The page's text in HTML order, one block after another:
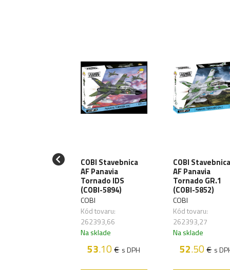
COBI Stavebnica
AF Panavia
Tornado IDS
(COBI-5894)
COBI
Kód tovaru:
262393,66
Na sklade
53.10€ s DPH
COBI Stavebnica
AF Panavia
Tornado GR.1
(COBI-5852)
COBI
Kód tovaru:
262393,27
Na sklade
52.50€ s